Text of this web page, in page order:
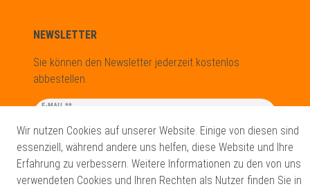
NEWSLETTER
Sie können den Newsletter jederzeit kostenlos
abbestellen.
E-MAIL **
Newsletter
Hiermit bestätige ich, dass ich die Daten­schutz­erklärunggelesen
habe. Meine Einwilligung kann ich jederzeit widerrufen.**
Wir nutzen Cookies auf unserer Website. Einige von diesen sind
essenziell, während andere uns helfen, diese Website und Ihre
Erfahrung zu verbessern. Weitere Informationen zu den von uns
verwendeten Cookies und Ihren Rechten als Nutzer finden Sie in